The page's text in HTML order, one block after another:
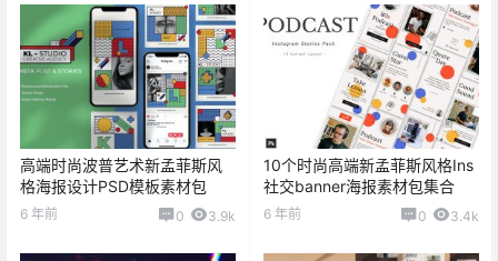
高端时尚波普艺术新孟菲斯风
格海报设计PSD模板素材包
6 年前 0 3.9k
10个时尚高端新孟菲斯风格Ins
社交banner海报素材包集合
6 年前 0 3.4k